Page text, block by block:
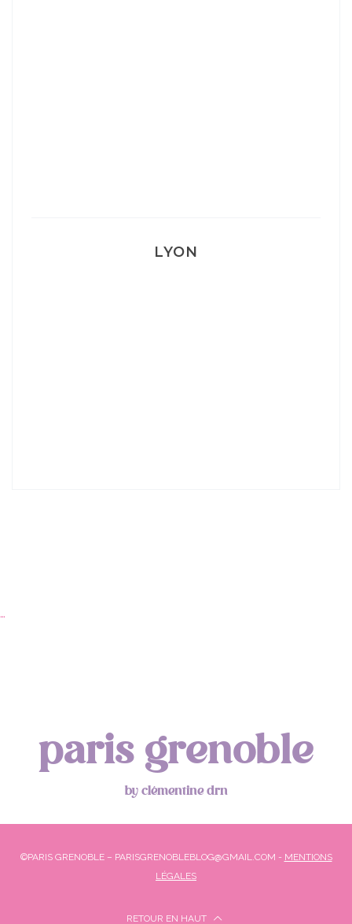
LYON
…
paris grenoble
by clémentine drn
©PARIS GRENOBLE – PARISGRENOBLEBLOG@GMAIL.COM - MENTIONS
LÉGALES
RETOUR EN HAUT